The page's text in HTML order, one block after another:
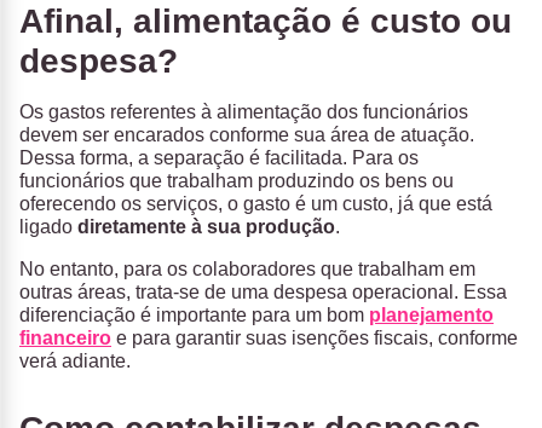
Afinal, alimentação é custo ou
despesa?
Os gastos referentes à alimentação dos funcionários
devem ser encarados conforme sua área de atuação.
Dessa forma, a separação é facilitada. Para os
funcionários que trabalham produzindo os bens ou
oferecendo os serviços, o gasto é um custo, já que está
ligado diretamente à sua produção.
No entanto, para os colaboradores que trabalham em
outras áreas, trata-se de uma despesa operacional. Essa
diferenciação é importante para um bom planejamento
financeiro e para garantir suas isenções fiscais, conforme
verá adiante.